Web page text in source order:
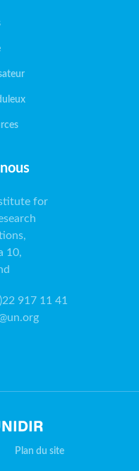
for
10,
917 11 41
Plan du site